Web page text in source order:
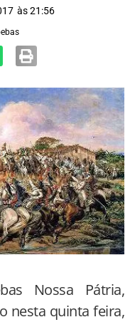
às 21:56
Nossa Pátria,
nesta quinta feira,